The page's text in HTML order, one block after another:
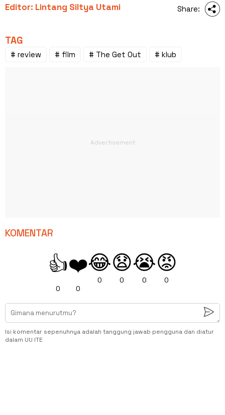
Editor: Lintang Siltya Utami Share:
TAG
# review # film # The Get Out # klub
KOMENTAR
👍
0
❤️
0
😂
0
😧
0
😭
0
😡
0
Isi komentar sepenuhnya adalah tanggung jawab pengguna dan diatur
dalam UU ITE